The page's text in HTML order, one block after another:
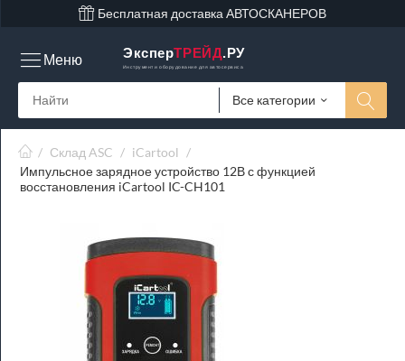
Бесплатная доставка АВТОСКАНЕРОВ
ЭксперТРЕЙД.РУ
Инструмент и оборудование для автосервиса
Все категории
Меню
/ Склад ASC / iCartool /
Импульсное зарядное устройство 12В с функцией
восстановления iCartool IC-CH101